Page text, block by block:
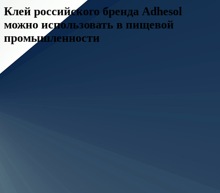
Клей российского бренда Adhesol
можно использовать в пищевой
промышленности